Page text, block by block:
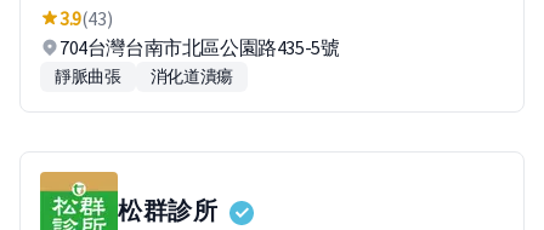
3.9(43)
704台灣台南市北區公園路435-5號
靜脈曲張 消化道潰瘍
松群診所